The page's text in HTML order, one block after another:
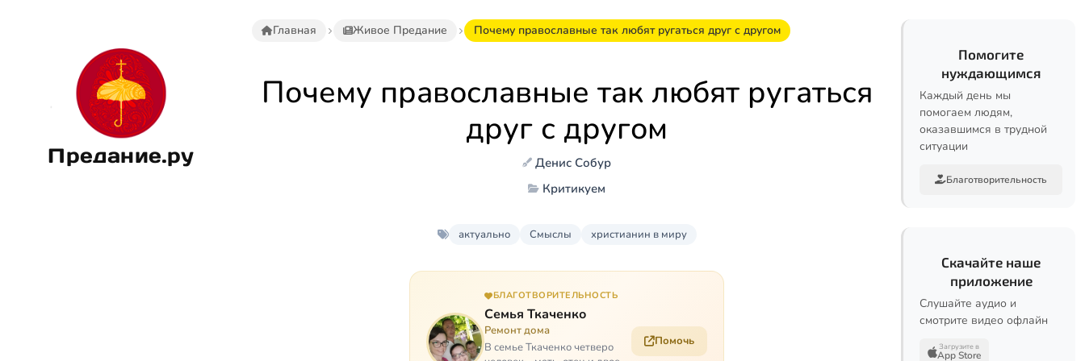
Предание.ру
Главная Живое Предание Почему православные так любят ругаться друг с другом
Почему православные так любят ругаться
друг с другом
Денис Собур
Критикуем
актуально Смыслы христианин в миру
БЛАГОТВОРИТЕЛЬНОСТЬ
Семья Ткаченко
Ремонт дома
В семье Ткаченко четверо
Помочь
Помогите
нуждающимся
Каждый день мы
помогаем людям,
оказавшимся в трудной
ситуации
Благотворительность
Скачайте наше
приложение
Слушайте аудио и
смотрите видео офлайн
Загрузите в
App Store